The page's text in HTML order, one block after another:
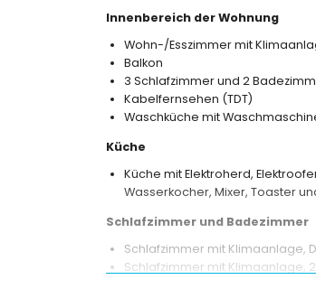
Innenbereich der Wohnung
Wohn-/Esszimmer mit
Balkon
3 Schlafzimmer und 2
Kabelfernsehen (TDT)
Waschküche mit
Küche
Küche mit Elektroherd,
Wasserkocher, Mixer, Toaster
Schlafzimmer und Badezimmer
Schlafzimmer mit Klimaanlage,
Schlafzimmer mit Klimaanlage,